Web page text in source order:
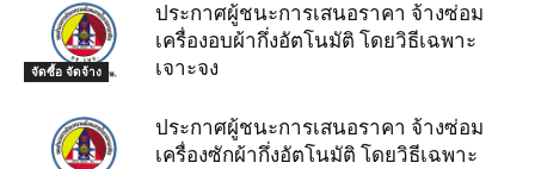
จัดซื้อ จัดจ้าง
ประกาศผู้ชนะการเสนอราคา จ้างซ่อม
เครื่องอบผ้ากึ่งอัตโนมัติ โดยวิธีเฉพาะ
เจาะจง
ประกาศผู้ชนะการเสนอราคา จ้างซ่อม
เครื่องซักผ้ากึ่งอัตโนมัติ โดยวิธีเฉพาะ